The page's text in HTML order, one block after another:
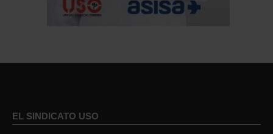
EL SINDICATO USO